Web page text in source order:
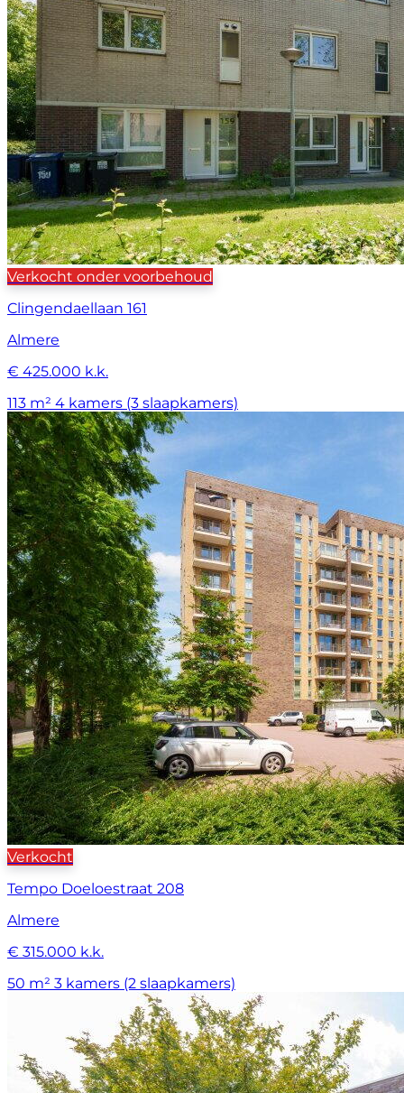
Verkocht onder voorbehoud
Clingendaellaan 161
Almere
€ 425.000 k.k.
113 m² 4 kamers (3 slaapkamers)
Verkocht
Tempo Doeloestraat 208
Almere
€ 315.000 k.k.
50 m² 3 kamers (2 slaapkamers)